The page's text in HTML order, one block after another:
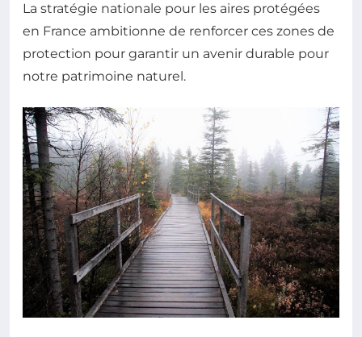
La stratégie nationale pour les aires protégées
en France ambitionne de renforcer ces zones de
protection pour garantir un avenir durable pour
notre patrimoine naturel.